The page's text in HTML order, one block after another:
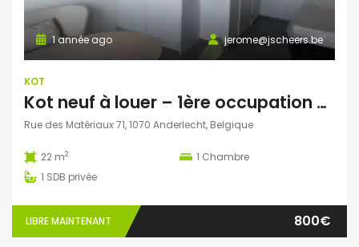
jerome@jscheers.be
1 année ago
KOT
Kot neuf à louer – 1ère occupation – Anderlecht (1070)
Rue des Matériaux 71, 1070 Anderlecht, Belgique
22 m2 1 Chambre
1 SDB privée
LIBRE MAINTENANT 800€